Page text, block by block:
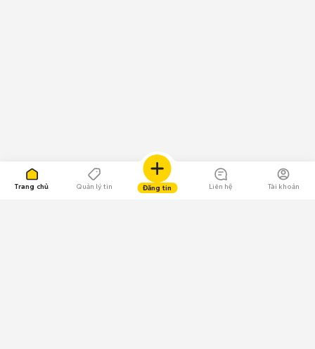
Trang chủ Quản lý tin Đăng tin Liên hệ Tài khoản